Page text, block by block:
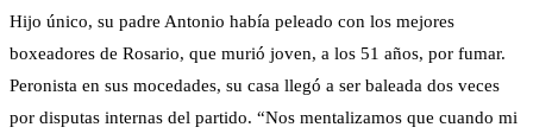
Hijo único, su padre Antonio había peleado con los mejores
boxeadores de Rosario, que murió joven, a los 51 años, por fumar.
Peronista en sus mocedades, su casa llegó a ser baleada dos veces
por disputas internas del partido. “Nos mentalizamos que cuando mi